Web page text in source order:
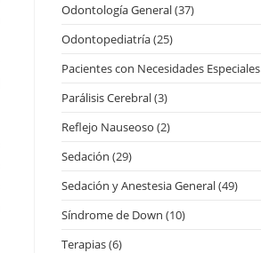
Odontología General(37)
Odontopediatría(25)
Pacientes con Necesidades Especiales
Parálisis Cerebral(3)
Reflejo Nauseoso (2)
Sedación (29)
Sedación y Anestesia General(49)
Síndrome de Down (10)
Terapias(6)